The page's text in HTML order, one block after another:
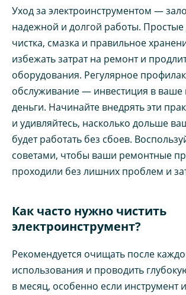
Уход за электроинструментом —
надежной и долгой работы. Простые
чистка, смазка и правильное
избежать затрат на ремонт и
оборудования. Регулярное
обслуживание — инвестиция в ваше
деньги. Начинайте внедрять эти
и удивляйтесь, насколько дольше
будет работать без сбоев.
советами, чтобы ваши ремонтные
проходили без лишних проблем и
Как часто нужно чистить
электроинструмент?
Рекомендуется очищать после
использования и проводить
в месяц, особенно если инструмент